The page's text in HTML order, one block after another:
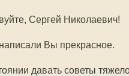
Сергей Николаевич!
Вы прекрасное.
давать советы